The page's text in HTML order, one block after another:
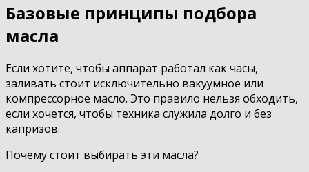
Базовые принципы подбора
масла
Если хотите, чтобы аппарат работал как часы,
заливать стоит исключительно вакуумное или
компрессорное масло. Это правило нельзя обходить,
если хочется, чтобы техника служила долго и без
капризов.
Почему стоит выбирать эти масла?